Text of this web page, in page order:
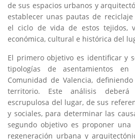
de sus espacios urbanos y
establecer unas pautas de
el ciclo de vida de estos tejidos,
económica, cultural e histórica del
El primero objetivo es identificar y
tipologías de asentamientos
Comunidad de Valencia,
territorio. Este análisis
escrupulosa del lugar, de sus
y sociales, para determinar las
segundo objetivo es proponer
regeneración urbana y